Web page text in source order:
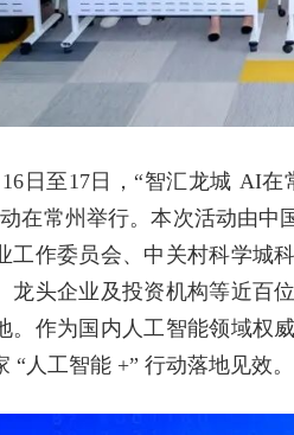
16日至17日，“智汇龙城 AI
在常州举行。本次活动由
工作委员会、中关村科学城
龙头企业及投资机构等近百
。作为国内人工智能领域权
“人工智能 +” 行动落地见效。